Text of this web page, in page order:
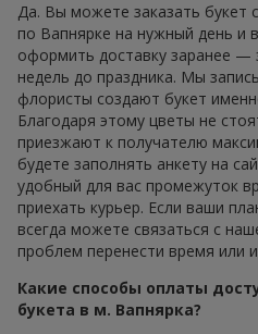
Да. Вы можете заказать букет
по Вапнярке на нужный день и
оформить доставку заранее —
недель до праздника. Мы
флористы создают букет
Благодаря этому цветы не
приезжают к получателю
будете заполнять анкету на
удобный для вас промежуток
приехать курьер. Если ваши
всегда можете связаться с
проблем перенести время или
Какие способы оплаты
букета в м. Вапнярка?